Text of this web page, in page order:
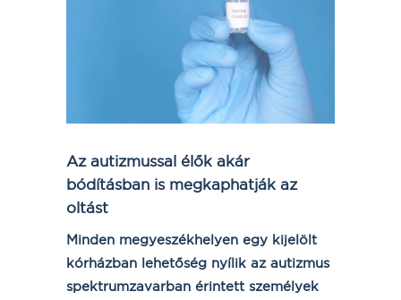
Az autizmussal élők akár
bódításban is megkaphatják az
oltást
Minden megyeszékhelyen egy kijelölt
kórházban lehetőség nyílik az autizmus
spektrumzavarban érintett személyek